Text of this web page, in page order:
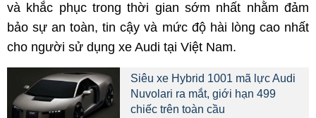
và khắc phục trong thời gian sớm nhất nhằm đảm
bảo sự an toàn, tin cậy và mức độ hài lòng cao nhất
cho người sử dụng xe Audi tại Việt Nam.
Siêu xe Hybrid 1001 mã lực Audi
Nuvolari ra mắt, giới hạn 499
chiếc trên toàn cầu